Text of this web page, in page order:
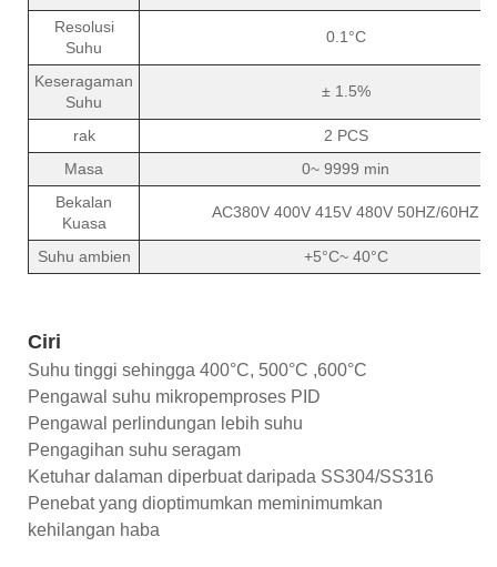
Resolusi
Suhu
0.1°C
Keseragaman
Suhu
± 1.5%
rak
2 PCS
Masa
0~ 9999 min
Bekalan
Kuasa
AC380V 400V 415V 480V 50HZ/60HZ
Suhu ambien +5°C~ 40°C
Ciri
Suhu tinggi sehingga 400°C, 500°C ,600°C
Pengawal suhu mikropemproses PID
Pengawal perlindungan lebih suhu
Pengagihan suhu seragam
Ketuhar dalaman diperbuat daripada SS304/SS316
Penebat yang dioptimumkan meminimumkan
kehilangan haba